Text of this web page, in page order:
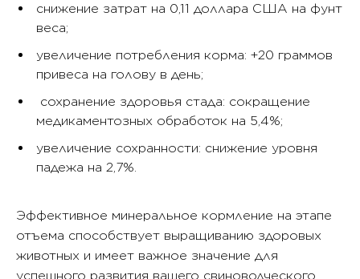
снижение затрат на 0,11 доллара США на фунт
веса;
увеличение потребления корма: +20 граммов
привеса на голову в день;
сохранение здоровья стада: сокращение
медикаментозных обработок на 5,4%;
увеличение сохранности: снижение уровня
падежа на 2,7%.
Эффективное минеральное кормление на этапе
отъема способствует выращиванию здоровых
животных и имеет важное значение для
успешного развития вашего свиноводческого